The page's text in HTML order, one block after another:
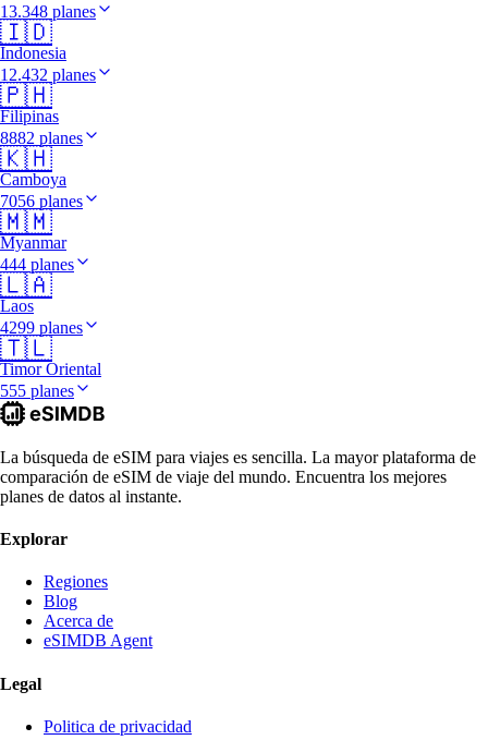
13.348 planes
🇮🇩
Indonesia
12.432 planes
🇵🇭
Filipinas
8882 planes
🇰🇭
Camboya
7056 planes
🇲🇲
Myanmar
444 planes
🇱🇦
Laos
4299 planes
🇹🇱
Timor Oriental
555 planes
La búsqueda de eSIM para viajes es sencilla. La mayor plataforma de
comparación de eSIM de viaje del mundo. Encuentra los mejores
planes de datos al instante.
Explorar
Regiones
Blog
Acerca de
eSIMDB Agent
Legal
Politica de privacidad